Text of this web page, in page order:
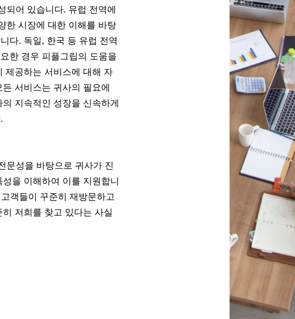
되어 있습니다. 유럽 전역에
한 시장에 대한 이해를 바탕
다. 독일, 한국 등 유럽 전역
한 경우 피플그립의 도움을
제공하는 서비스에 대해 자
서비스는 귀사의 필요에
지속적인 성장을 신속하게
문성을 바탕으로 귀사가 진
을 이해하여 이를 지원합니
객들이 꾸준히 재방문하고
저희를 찾고 있다는 사실